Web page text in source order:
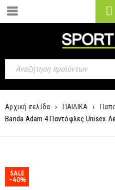
Αρχική σελίδα › ΠΑΙΔΙΚΑ ›
Banda Adam 4 Παντόφλες Unisex
SALE
-40%